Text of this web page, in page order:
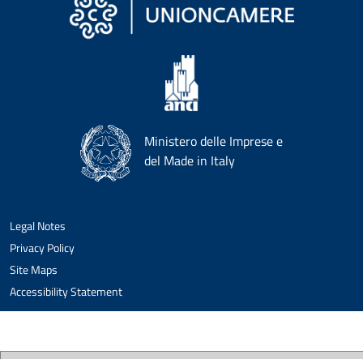
Ministero delle Imprese e
del Made in Italy
Legal Notes
Privacy Policy
Site Maps
Accessibility Statement